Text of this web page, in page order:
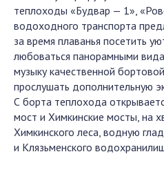
теплоходы «Будвар — 1»,
водоходного транспорта
за время плаванья посетить
любоваться панорамными
музыку качественной
прослушать дополнительную
С борта теплохода
мост и Химкинские мосты, на
Химкинского леса, водную
и Клязьменского